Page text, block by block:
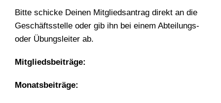
Bitte schicke Deinen Mitgliedsantrag direkt an die
Geschäftsstelle oder gib ihn bei einem Abteilungs-
oder Übungsleiter ab.
Mitgliedsbeiträge:
Monatsbeiträge: